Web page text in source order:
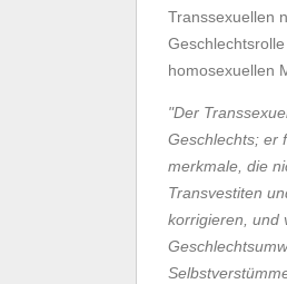
Transsexuellen
homosexuellen
"Der
Geschlechts; er
merkmale, die
Transvestiten
korrigieren, und